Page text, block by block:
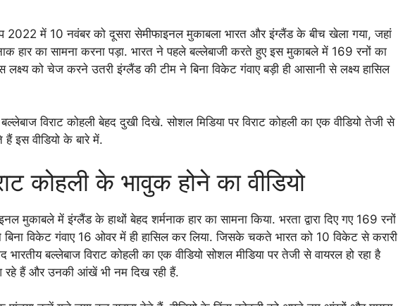
2022 में 10 नवंबर को दूसरा सेमीफाइनल मुकाबला भारत और इंग्लैंड के बीच खेला गया, जहां
हार का सामना करना पड़ा. भारत ने पहले बल्लेबाजी करते हुए इस मुकाबले में 169 रनों का
को चेज करने उतरी इंग्लैंड की टीम ने बिना विकेट गंवाए बड़ी ही आसानी से लक्ष्य हासिल
विराट कोहली बेहद दुखी दिखे. सोशल मिडिया पर विराट कोहली का एक वीडियो तेजी से
हैं इस वीडियो के बारे में.
कोहली के भावुक होने का वीडियो
मुकाबले में इंग्लैंड के हाथों बेहद शर्मनाक हार का सामना किया. भरता द्वारा दिए गए 169 रनों
बिना विकेट गंवाए 16 ओवर में ही हासिल कर लिया. जिसके चकते भारत को 10 विकेट से करारी
भारतीय बल्लेबाज विराट कोहली का एक वीडियो सोशल मीडिया पर तेजी से वायरल हो रहा है
रहे हैं और उनकी आंखें भी नम दिख रही हैं.